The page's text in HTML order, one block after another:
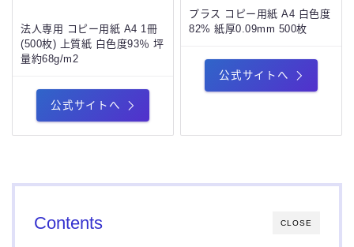
法人専用 コピー用紙 A4 1冊
(500枚) 上質紙 白色度93％ 坪
量約68g/m2
公式サイトへ
プラス コピー用紙 A4 白色度
82% 紙厚0.09mm 500枚
公式サイトへ
CLOSE
Contents